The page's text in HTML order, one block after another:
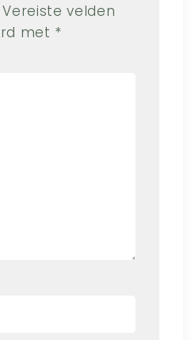
Vereiste velden
met *